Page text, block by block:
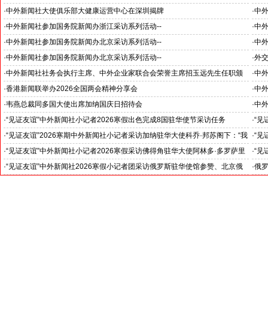
国之交在于民相亲, 民相亲在于心相通
杭
·中外新闻社大使俱乐部大健康运营中心在深圳揭牌 ·中
浙
·中外新闻社参加国务院新闻办浙江采访系列活动--
《湘湖·雅韵》推动杭州文旅战略格局
·中
“科
·中外新闻社参加国务院新闻办北京采访系列活动--
见证科技创新和产业创新高质量发展
·中
小
·中外新闻社参加国务院新闻办北京采访系列活动--
北京人形机器人创新中心打造具有全球影响力的应用示范高地
·外
·中外新闻社社务会执行主席、中外企业家联合会荣誉主席招玉远先生任职颁
证仪式在香港举行
·中
·香港新闻联举办2026全国两会精神分享会 ·中
对
·韦燕总裁同多国大使出席加纳国庆日招待会 ·中
·“见证友谊”中外新闻社小记者2026寒假出色完成8国驻华使节采访任务
斯洛伐克驻华大使莱齐亚克阁下为小记者们颁发“优秀小记者(优秀小小外交
官)”证书
·“见
下：
·“见证友谊”2026寒期中外新闻社小记者采访加纳驻华大使科乔·邦苏阁下：“我
十分享受在中国的时光……”
·“见
们将
·“见证友谊”中外新闻社小记者2026寒假采访佛得角驻华大使阿林多·多罗萨里
奥阁下: 期待两国青少年成为发展中佛友好关系新的动力
·“见
就是
·“见证友谊”中外新闻社2026寒假小记者团采访俄罗斯驻华使馆参赞、北京俄
·俄